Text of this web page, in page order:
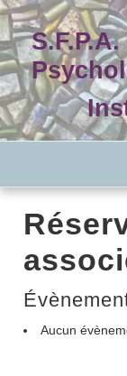
Skip
to
content
Aucun